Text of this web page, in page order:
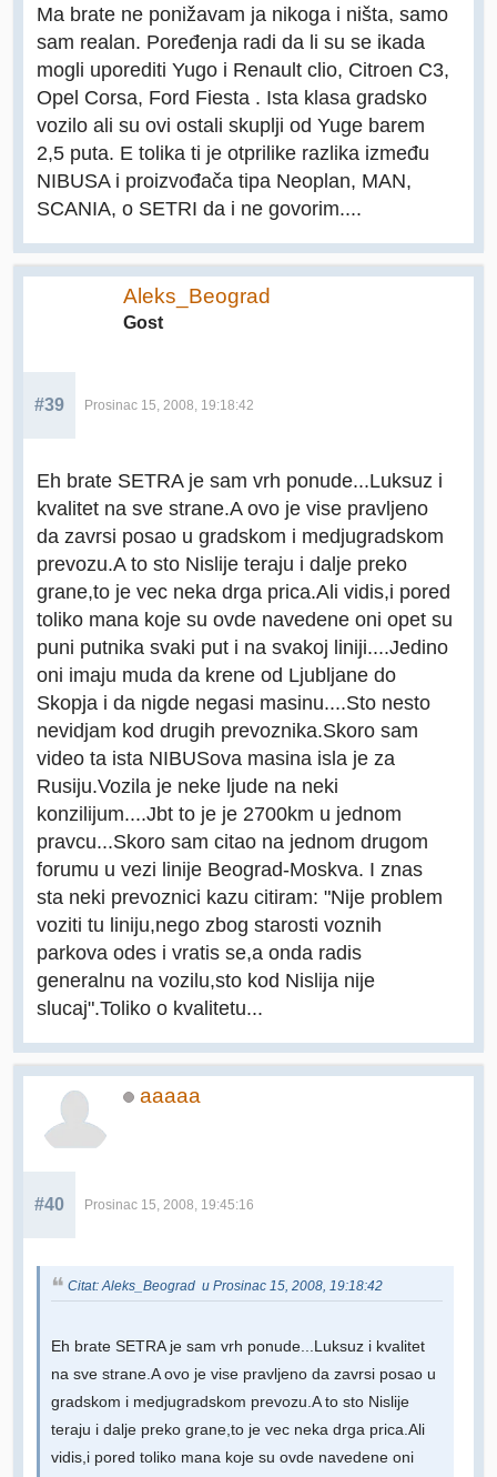
Ma brate ne ponižavam ja nikoga i ništa, samo
sam realan. Poređenja radi da li su se ikada
mogli uporediti Yugo i Renault clio, Citroen C3,
Opel Corsa, Ford Fiesta . Ista klasa gradsko
vozilo ali su ovi ostali skuplji od Yuge barem
2,5 puta. E tolika ti je otprilike razlika između
NIBUSA i proizvođača tipa Neoplan, MAN,
SCANIA, o SETRI da i ne govorim....
Aleks_Beograd
Gost
#39 Prosinac 15, 2008, 19:18:42
Eh brate SETRA je sam vrh ponude...Luksuz i
kvalitet na sve strane.A ovo je vise pravljeno
da zavrsi posao u gradskom i medjugradskom
prevozu.A to sto Nislije teraju i dalje preko
grane,to je vec neka drga prica.Ali vidis,i pored
toliko mana koje su ovde navedene oni opet su
puni putnika svaki put i na svakoj liniji....Jedino
oni imaju muda da krene od Ljubljane do
Skopja i da nigde negasi masinu....Sto nesto
nevidjam kod drugih prevoznika.Skoro sam
video ta ista NIBUSova masina isla je za
Rusiju.Vozila je neke ljude na neki
konzilijum....Jbt to je je 2700km u jednom
pravcu...Skoro sam citao na jednom drugom
forumu u vezi linije Beograd-Moskva. I znas
sta neki prevoznici kazu citiram: "Nije problem
voziti tu liniju,nego zbog starosti voznih
parkova odes i vratis se,a onda radis
generalnu na vozilu,sto kod Nislija nije
slucaj".Toliko o kvalitetu...
aaaaa
#40 Prosinac 15, 2008, 19:45:16
Citat: Aleks_Beograd u Prosinac 15, 2008, 19:18:42
Eh brate SETRA je sam vrh ponude...Luksuz i kvalitet
na sve strane.A ovo je vise pravljeno da zavrsi posao u
gradskom i medjugradskom prevozu.A to sto Nislije
teraju i dalje preko grane,to je vec neka drga prica.Ali
vidis,i pored toliko mana koje su ovde navedene oni